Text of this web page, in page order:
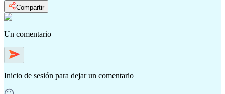
Compartir
Un comentario
Inicio de sesión para dejar un comentario